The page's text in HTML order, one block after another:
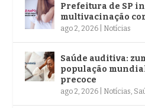
Prefeitura de SP
multivacinação
ago 2, 2026 Notícias
Saúde auditiva:
população
precoce
ago 2, 2026 Notícias